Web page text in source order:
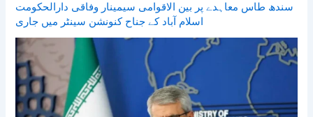
سندھ طاس معاہدے پر بین الاقوامی سیمینار وفاقی دارالحکومت
اسلام آباد کے جناح کنونشن سینٹر میں جاری